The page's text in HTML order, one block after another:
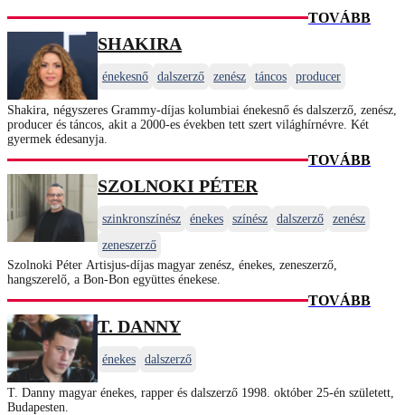
TOVÁBB
SHAKIRA
énekesnő dalszerző zenész táncos producer
Shakira, négyszeres Grammy-díjas kolumbiai énekesnő és dalszerző, zenész,
producer és táncos, akit a 2000-es években tett szert világhírnévre. Két
gyermek édesanyja.
TOVÁBB
SZOLNOKI PÉTER
szinkronszínész énekes színész dalszerző
zenész
zeneszerző
Szolnoki Péter Artisjus-díjas magyar zenész, énekes, zeneszerző,
hangszerelő, a Bon-Bon együttes énekese.
TOVÁBB
T. DANNY
énekes dalszerző
T. Danny magyar énekes, rapper és dalszerző 1998. október 25-én született,
Budapesten.